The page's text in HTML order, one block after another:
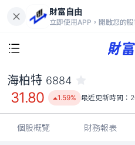
財富自由
立即使用APP，開啟您的股
31.80
海柏特 6884
31.80 1.59% 最近更新時間：
個股概覽 財務報表